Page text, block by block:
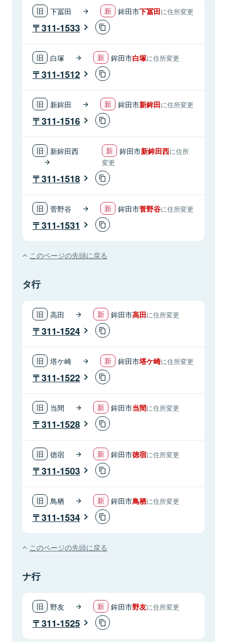
下冨田 鉾田市下冨田に住所変更
311-1533
白塚 鉾田市白塚に住所変更
311-1512
新鉾田 鉾田市新鉾田に住所変更
311-1516
新鉾田西 鉾田市新鉾田西に住所
変更
311-1518
菅野谷 鉾田市菅野谷に住所変更
311-1531
このページの先頭に戻る
タ行
高田 鉾田市高田に住所変更
311-1524
塔ケ崎 鉾田市塔ケ崎に住所変更
311-1522
当間 鉾田市当間に住所変更
311-1528
徳宿 鉾田市徳宿に住所変更
311-1503
鳥栖 鉾田市鳥栖に住所変更
311-1534
このページの先頭に戻る
ナ行
野友 鉾田市野友に住所変更
311-1525